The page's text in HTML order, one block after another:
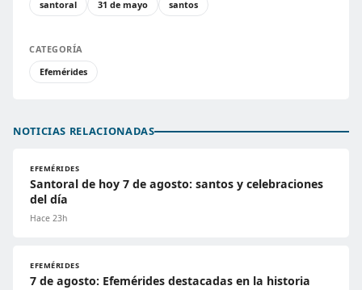
santoral
31 de mayo santos
CATEGORÍA
Efemérides
NOTICIAS RELACIONADAS
EFEMÉRIDES
Santoral de hoy 7 de agosto: santos y celebraciones
del día
Hace 23h
EFEMÉRIDES
7 de agosto: Efemérides destacadas en la historia